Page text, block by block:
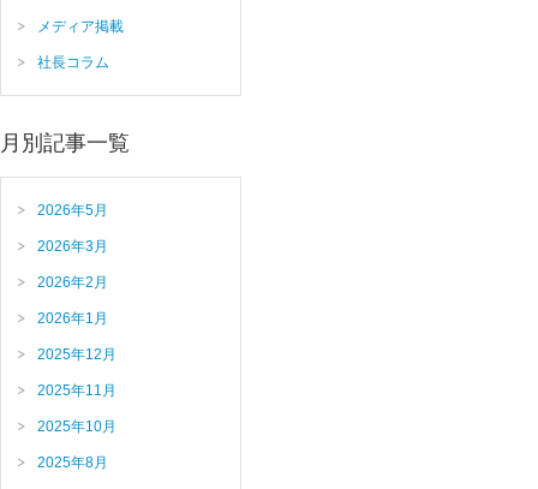
メディア掲載
社長コラム
月別記事一覧
2026年5月
2026年3月
2026年2月
2026年1月
2025年12月
2025年11月
2025年10月
2025年8月